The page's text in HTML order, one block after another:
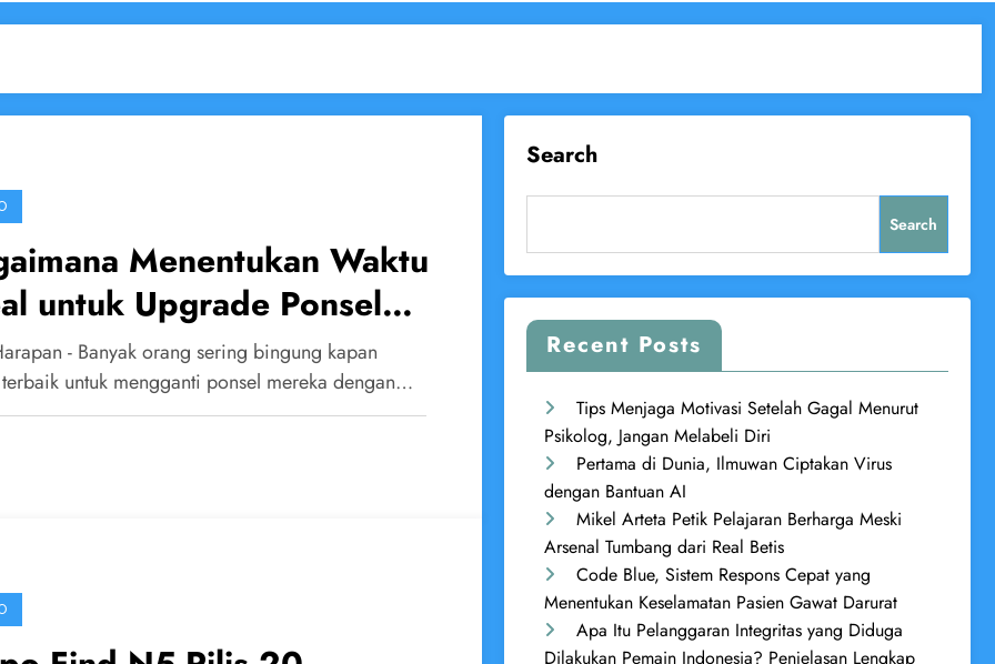
Menentukan Waktu
untuk Upgrade Ponsel
- Banyak orang sering bingung kapan
untuk mengganti ponsel mereka dengan…
Search
Search
Recent Posts
Tips Menjaga Motivasi Setelah Gagal Menurut
Psikolog, Jangan Melabeli Diri
Pertama di Dunia, Ilmuwan Ciptakan Virus
dengan Bantuan AI
Mikel Arteta Petik Pelajaran Berharga Meski
Arsenal Tumbang dari Real Betis
Code Blue, Sistem Respons Cepat yang
Menentukan Keselamatan Pasien Gawat Darurat
Apa Itu Pelanggaran Integritas yang Diduga
Dilakukan Pemain Indonesia? Penjelasan Lengkap